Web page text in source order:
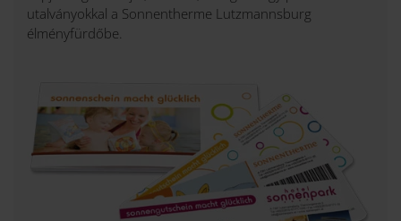
Datenschutzerklärung ein guter Ort, um über die
Verarbeitung Ihrer Daten, Ihre Rechte und unsere
utalványokkal a Sonnentherme Lutzmannsburg
élményfürdőbe.